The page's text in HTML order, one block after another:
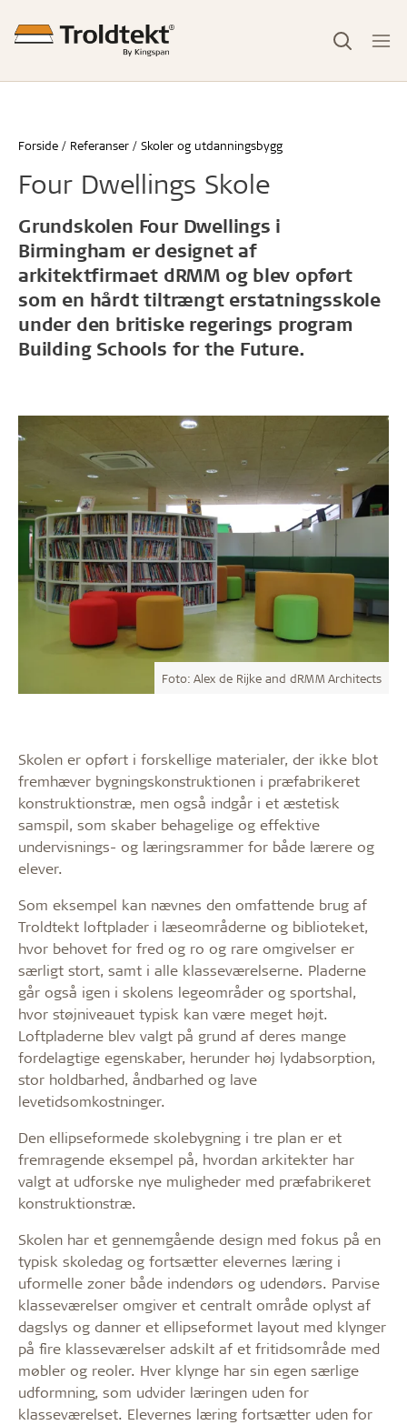
Forside Referanser Skoler og utdanningsbygg
Four Dwellings Skole
Grundskolen Four Dwellings i
Birmingham er designet af
arkitektfirmaet dRMM og blev opført
som en hårdt tiltrængt erstatningsskole
under den britiske regerings program
Building Schools for the Future.
Foto: Alex de Rijke and dRMM Architects
Skolen er opført i forskellige materialer, der ikke blot
fremhæver bygningskonstruktionen i præfabrikeret
konstruktionstræ, men også indgår i et æstetisk
samspil, som skaber behagelige og effektive
undervisnings- og læringsrammer for både lærere og
elever.
Som eksempel kan nævnes den omfattende brug af
Troldtekt loftplader i læseområderne og biblioteket,
hvor behovet for fred og ro og rare omgivelser er
særligt stort, samt i alle klasseværelserne. Pladerne
går også igen i skolens legeområder og sportshal,
hvor støjniveauet typisk kan være meget højt.
Loftpladerne blev valgt på grund af deres mange
fordelagtige egenskaber, herunder høj lydabsorption,
stor holdbarhed, åndbarhed og lave
levetidsomkostninger.
Den ellipseformede skolebygning i tre plan er et
fremragende eksempel på, hvordan arkitekter har
valgt at udforske nye muligheder med præfabrikeret
konstruktionstræ.
Skolen har et gennemgående design med fokus på en
typisk skoledag og fortsætter elevernes læring i
uformelle zoner både indendørs og udendørs. Parvise
klasseværelser omgiver et centralt område oplyst af
dagslys og danner et ellipseformet layout med klynger
på fire klasseværelser adskilt af et fritidsområde med
møbler og reoler. Hver klynge har sin egen særlige
udformning, som udvider læringen uden for
klasseværelset. Elevernes læring fortsætter uden for